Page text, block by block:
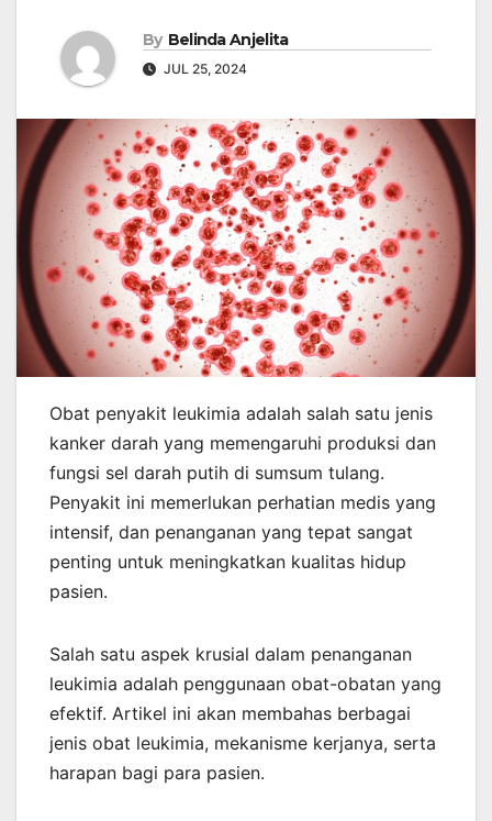
By Belinda Anjelita
JUL 25, 2024
Obat penyakit leukimia adalah salah satu jenis
kanker darah yang memengaruhi produksi dan
fungsi sel darah putih di sumsum tulang.
Penyakit ini memerlukan perhatian medis yang
intensif, dan penanganan yang tepat sangat
penting untuk meningkatkan kualitas hidup
pasien.
Salah satu aspek krusial dalam penanganan
leukimia adalah penggunaan obat-obatan yang
efektif. Artikel ini akan membahas berbagai
jenis obat leukimia, mekanisme kerjanya, serta
harapan bagi para pasien.